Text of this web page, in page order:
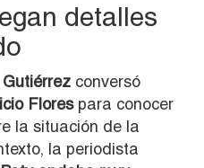
detalles
conversó
Florespara conocer
la situación de la
la periodista